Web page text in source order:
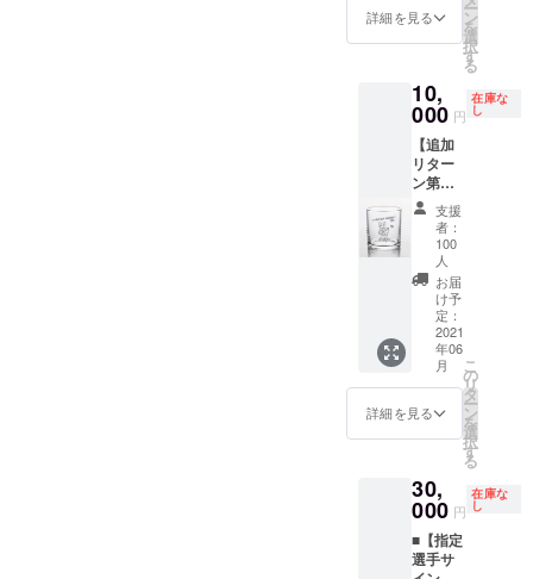
特段の
ない場
合はご
本名を
掲出さ
せてい
ただき
ます。
【ペッ
トボト
ルホル
ダーサ
イズ】
23cm×
高さ
20cm×
奥行
8cm ※
ご支援
金額に
を含み
ます。
閉じる
期間は
未定
サー
ボード
に掲出
するお
名前を
「備考
欄」に
ご記載
くださ
い。
特段の
記載が
ない場
合はご
本名を
せてい
ただき
【扇子
サイ
ズ】幅
35cm×
高さ
21cm ※
で、普
や選手
が躍動
する
ピッチ
上をご
案内す
る特別
なバッ
クス
テージ
ツアー
す！！
例）ロ
ビー展
→3F貴
賓室
DJ室
→5Fラ
ウンジ
→イン
タ
り】オ
リジナ
ルデザ
スト
カード
《クラ
ウド
ファン
ディン
グ限
定》
※1 特典
②・・
スポン
サー
ボード
に名前
を掲載
（ご支
援金額
によっ
※2 ※1：
『選手
サイ
ン』
は、選
詳細を見る ー
ン
を
選
択
す
る
10,
000 円
在庫な
し
【追加
リター
ン第２
弾!!】 ■
限定
［新デ
ザイ
ン］焼
酎グラ
ス《ク
ラウド
ファン
ディン
グ限定
－ア
んver》
①・・
【選手
直筆サ
イン入
り】オ
支援
者：
100
人
お届
け予
定：
2021
年06
月
詳細を見る
こ
の
リ
タ
ー
ン
を
選
択
す
る
30,
000 円
在庫な
し
■【指定
選手サ